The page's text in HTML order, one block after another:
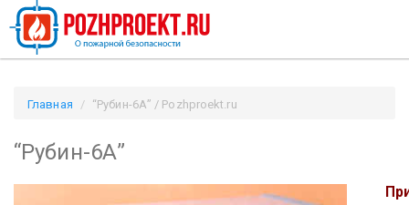
Главная “Рубин-6А” / Pozhproekt.ru
“Рубин-6А”